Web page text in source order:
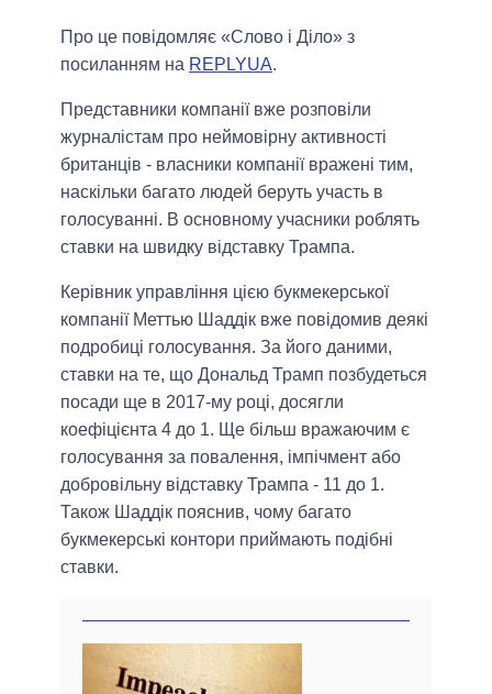
Про це повідомляє «Слово і Діло» з
посиланням на REPLYUA.
Представники компанії вже розповіли
журналістам про неймовірну активності
британців - власники компанії вражені тим,
наскільки багато людей беруть участь в
голосуванні. В основному учасники роблять
ставки на швидку відставку Трампа.
Керівник управління цією букмекерської
компанії Меттью Шаддік вже повідомив деякі
подробиці голосування. За його даними,
ставки на те, що Дональд Трамп позбудеться
посади ще в 2017-му році, досягли
коефіцієнта 4 до 1. Ще більш вражаючим є
голосування за повалення, імпічмент або
добровільну відставку Трампа - 11 до 1.
Також Шаддік пояснив, чому багато
букмекерські контори приймають подібні
ставки.